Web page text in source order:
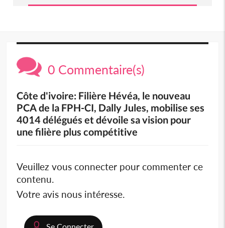
0 Commentaire(s)
Côte d'ivoire: Filière Hévéa, le nouveau
PCA de la FPH-CI, Dally Jules, mobilise ses
4014 délégués et dévoile sa vision pour
une filière plus compétitive
Veuillez vous connecter pour commenter ce
contenu.
Votre avis nous intéresse.